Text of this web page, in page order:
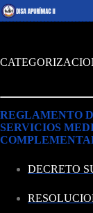
S
a
a
l
c
o
n
n
d
REGLAMENTO
SERVICIOS
DECRETO